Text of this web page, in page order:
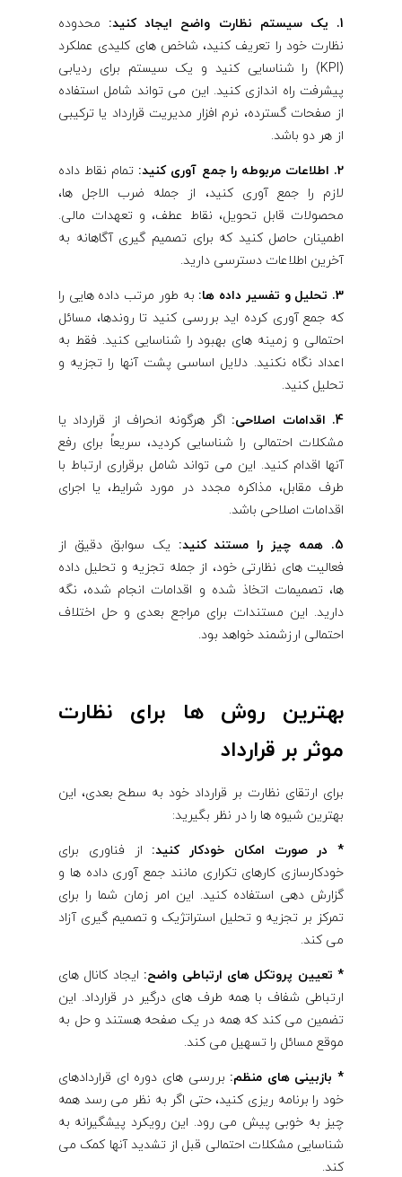
1. یک سیستم نظارت واضح ایجاد کنید:
محدوده
نظارت خود را تعریف کنید، شاخص های کلیدی عملکرد
(KPI) را شناسایی کنید و یک سیستم برای ردیابی
پیشرفت راه اندازی کنید. این می تواند شامل استفاده
از صفحات گسترده، نرم افزار مدیریت قرارداد یا ترکیبی
از هر دو باشد.
2. اطلاعات مربوطه را جمع آوری کنید:
تمام نقاط داده
لازم را جمع آوری کنید، از جمله ضرب الاجل ها،
محصولات قابل تحویل، نقاط عطف، و تعهدات مالی.
اطمینان حاصل کنید که برای تصمیم گیری آگاهانه به
آخرین اطلاعات دسترسی دارید.
3. تحلیل و تفسیر داده ها:
به طور مرتب داده هایی را
که جمع آوری کرده اید بررسی کنید تا روندها، مسائل
احتمالی و زمینه های بهبود را شناسایی کنید. فقط به
اعداد نگاه نکنید. دلایل اساسی پشت آنها را تجزیه و
تحلیل کنید.
4. اقدامات اصلاحی:
اگر هرگونه انحراف از قرارداد یا
مشکلات احتمالی را شناسایی کردید، سریعاً برای رفع
آنها اقدام کنید. این می تواند شامل برقراری ارتباط با
طرف مقابل، مذاکره مجدد در مورد شرایط، یا اجرای
اقدامات اصلاحی باشد.
5. همه چیز را مستند کنید:
یک سوابق دقیق از
فعالیت های نظارتی خود، از جمله تجزیه و تحلیل داده
ها، تصمیمات اتخاذ شده و اقدامات انجام شده، نگه
دارید. این مستندات برای مراجع بعدی و حل اختلاف
احتمالی ارزشمند خواهد بود.
بهترین روش ها برای نظارت
موثر بر قرارداد
برای ارتقای نظارت بر قرارداد خود به سطح بعدی، این
بهترین شیوه ها را در نظر بگیرید:
* در صورت امکان خودکار کنید: از فناوری برای
خودکارسازی کارهای تکراری مانند جمع آوری داده ها و
گزارش دهی استفاده کنید. این امر زمان شما را برای
تمرکز بر تجزیه و تحلیل استراتژیک و تصمیم گیری آزاد
می کند.
* تعیین پروتکل های ارتباطی واضح: ایجاد کانال های
ارتباطی شفاف با همه طرف های درگیر در قرارداد. این
تضمین می کند که همه در یک صفحه هستند و حل به
موقع مسائل را تسهیل می کند.
* بازبینی های منظم: بررسی های دوره ای قراردادهای
خود را برنامه ریزی کنید، حتی اگر به نظر می رسد همه
چیز به خوبی پیش می رود. این رویکرد پیشگیرانه به
شناسایی مشکلات احتمالی قبل از تشدید آنها کمک می
کند.